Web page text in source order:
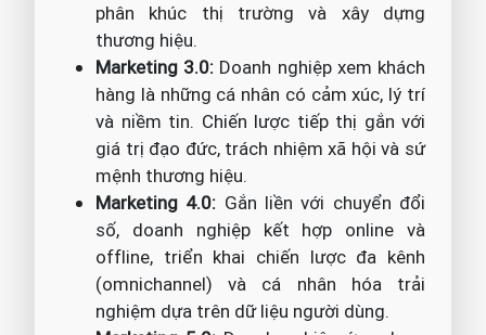
phân khúc thị trường và xây dựng
thương hiệu.
Marketing 3.0: Doanh nghiệp xem khách
hàng là những cá nhân có cảm xúc, lý trí
và niềm tin. Chiến lược tiếp thị gắn với
giá trị đạo đức, trách nhiệm xã hội và sứ
mệnh thương hiệu.
Marketing 4.0: Gắn liền với chuyển đổi
số, doanh nghiệp kết hợp online và
offline, triển khai chiến lược đa kênh
(omnichannel) và cá nhân hóa trải
nghiệm dựa trên dữ liệu người dùng.